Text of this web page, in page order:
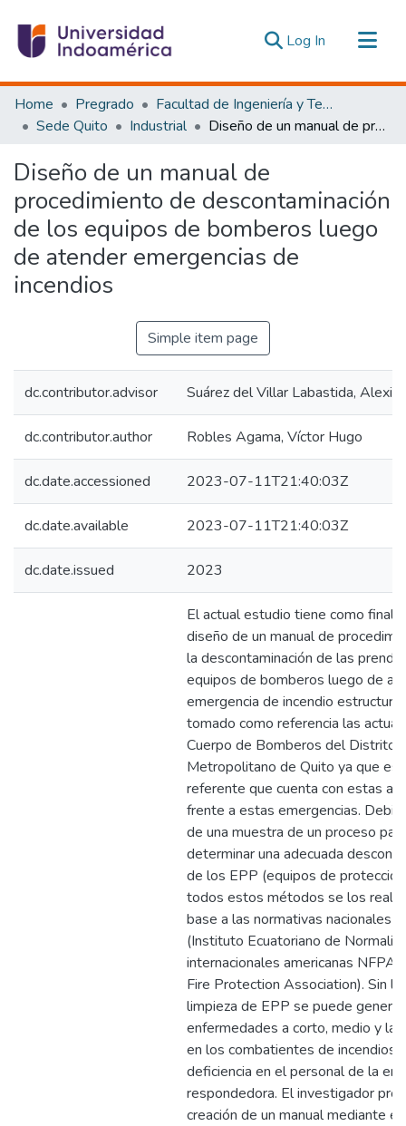
Log In (current)
Communities & Collections
All of DSpace
Estadísticas Externas
Home Pregrado
Facultad de Ingeniería y Tecnologías de la Información y la Comunicación
Sede Quito
Industrial Diseño de un manual de procedimiento de descontaminación de los equipos de bomberos luego de atender emergencias de incendios
Diseño de un manual de
procedimiento de descontaminación
de los equipos de bomberos luego
de atender emergencias de
incendios
Simple item page
dc.contributor.advisor Suárez del Villar Labastida, Alexis
dc.contributor.author Robles Agama, Víctor Hugo
dc.date.accessioned 2023-07-11T21:40:03Z
dc.date.available 2023-07-11T21:40:03Z
dc.date.issued 2023
El actual estudio tiene como
diseño de un manual de
la descontaminación de las
equipos de bomberos luego de
emergencia de incendio
tomado como referencia las
Cuerpo de Bomberos del Distrito
Metropolitano de Quito ya que es
referente que cuenta con estas
frente a estas emergencias.
de una muestra de un proceso
determinar una adecuada
de los EPP (equipos de
todos estos métodos se los
base a las normativas nacionales
(Instituto Ecuatoriano de
internacionales americanas NFPA
Fire Protection Association). Sin la
limpieza de EPP se puede generar
enfermedades a corto, medio y
en los combatientes de incendios,
deficiencia en el personal de la
respondedora. El investigador
creación de un manual mediante